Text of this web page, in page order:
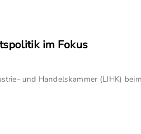
im Fokus
und Handelskammer (LIHK)